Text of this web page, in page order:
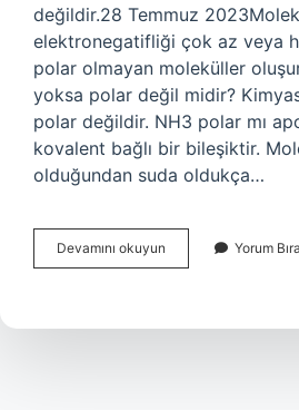
değildir.28 Temmuz
elektronegatifliği çok az veya
polar olmayan moleküller
yoksa polar değil midir?
polar değildir. NH3 polar mı
kovalent bağlı bir bileşiktir.
olduğundan suda oldukça…
Devamını okuyun
Apolar
Yorum